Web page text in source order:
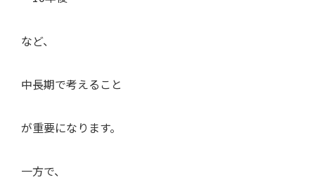
など、
中長期で考えること
が重要になります。
一方で、